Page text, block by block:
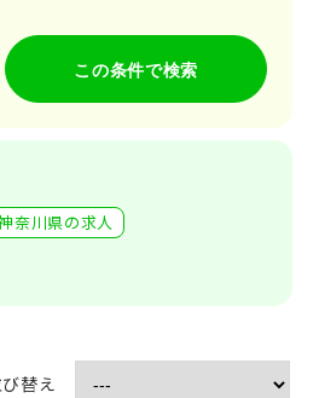
奈川県の求人
替え